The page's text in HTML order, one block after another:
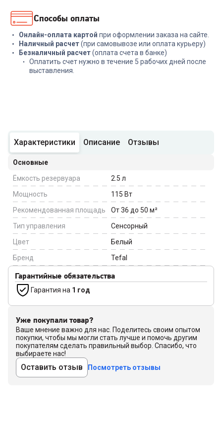
Способы оплаты
Онлайн-оплата картой при оформлении заказа на сайте.
Наличный расчет(при самовывозе или оплата курьеру)
Безналичный расчет(оплата счета в банке)
Оплатить счет нужно в течение 5 рабочих дней после
выставления.
Характеристики Описание Отзывы
Основные
Ёмкость резервуара
2.5 л
Мощность
115 Вт
Рекомендованная площадь
От 36 до 50 м²
Тип управления
Сенсорный
Цвет
Белый
Бренд
Tefal
Гарантийные обязательства
Гарантия на 1 год
Уже покупали товар?
Ваше мнение важно для нас. Поделитесь своим опытом
покупки, чтобы мы могли стать лучше и помочь другим
покупателям сделать правильный выбор. Спасибо, что
выбираете нас!
Оставить отзыв Посмотреть отзывы